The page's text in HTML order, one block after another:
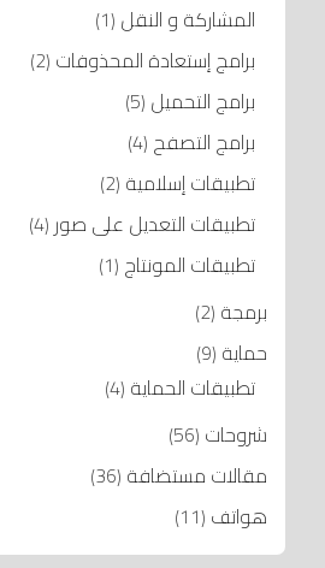
المشاركة و النقل (1)
برامج إستعادة المحذوفات (2)
برامج التحميل (5)
برامج التصفح (4)
تطبيقات إسلامية (2)
تطبيقات التعديل على صور (4)
تطبيقات المونتاج (1)
برمجة (2)
حماية (9)
تطبيقات الحماية (4)
شروحات (56)
مقالات مستضافة (36)
هواتف (11)